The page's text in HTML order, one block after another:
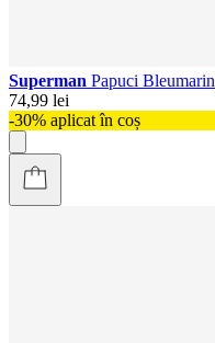
Superman Papuci Bleumarin
74,99 lei
-30% aplicat în coș